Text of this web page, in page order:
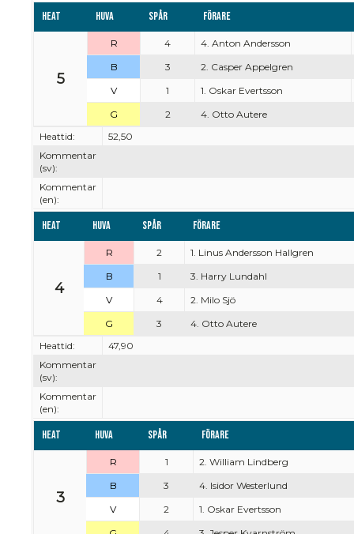
Heat Huva Spår Förare
5
R 4
4. Anton Andersson
B
3
2. Casper Appelgren
V
1
1. Oskar Evertsson
G
2
4. Otto Autere
Heattid:
52,50
Kommentar
(sv):
Kommentar
(en):
Heat Huva Spår Förare
4
R 2
1. Linus Andersson Hallgren
B
1
3. Harry Lundahl
V
4
2. Milo Sjö
G
3
4. Otto Autere
Heattid:
47,90
Kommentar
(sv):
Kommentar
(en):
Heat Huva Spår Förare
3
R 1
2. William Lindberg
B
3
4. Isidor Westerlund
V
2
1. Oskar Evertsson